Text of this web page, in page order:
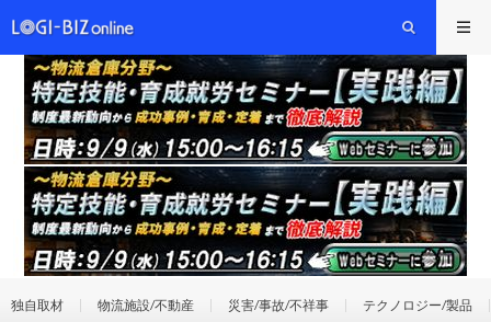
独自取材 物流施設/不動産 災害/事故/不祥事 テクノロジー/製品